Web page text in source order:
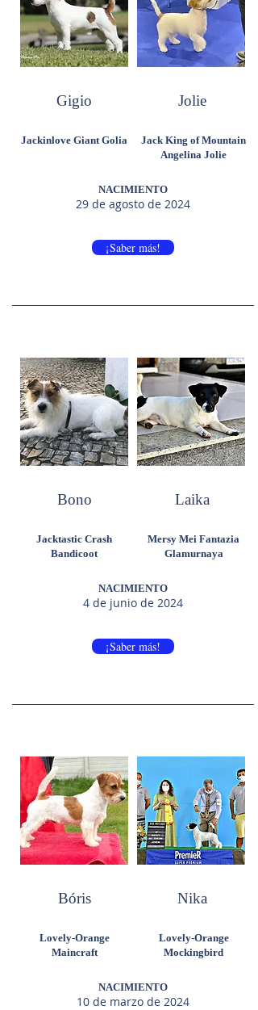
Gigio Jolie
Jackinlove Giant Golia
Jack King of Mountain
Angelina Jolie
NACIMIENTO
29 de agosto de 2024
¡Saber más!
Bono Laika
Jacktastic Crash
Bandicoot
Mersy Mei Fantazia
Glamurnaya
NACIMIENTO
4 de junio de 2024
¡Saber más!
Bóris Nika
Lovely-Orange
Maincraft
Lovely-Orange
Mockingbird
NACIMIENTO
10 de marzo de 2024